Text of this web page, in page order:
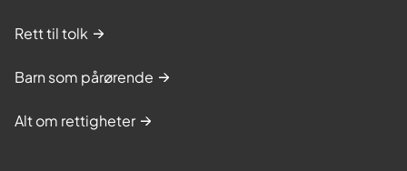
Rett til tolk
Barn som pårørende
Alt om rettigheter